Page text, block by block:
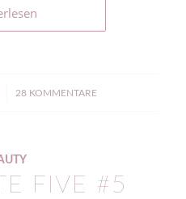
28 KOMMENTARE
FIVE #5